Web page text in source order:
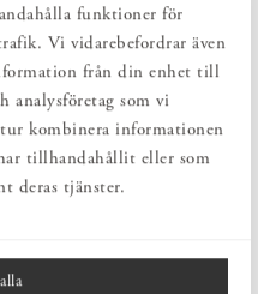
funktioner för
Vi vidarebefordrar även
från din enhet till
analysföretag som vi
kombinera informationen
tillhandahållit eller som
deras tjänster.
genomgående är tillverkade av
vacker vas som passar till
kvistar. Från Skrufs